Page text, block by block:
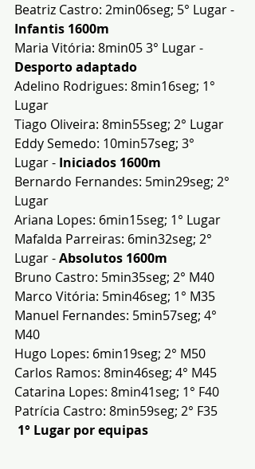
Beatriz Castro: 2min06seg; 5° Lugar -
Infantis 1600m
Maria Vitória: 8min05 3° Lugar -
Desporto adaptado
Adelino Rodrigues: 8min16seg; 1°
Lugar
Tiago Oliveira: 8min55seg; 2° Lugar
Eddy Semedo: 10min57seg; 3°
Lugar - Iniciados 1600m
Bernardo Fernandes: 5min29seg; 2°
Lugar
Ariana Lopes: 6min15seg; 1° Lugar
Mafalda Parreiras: 6min32seg; 2°
Lugar - Absolutos 1600m
Bruno Castro: 5min35seg; 2° M40
Marco Vitória: 5min46seg; 1° M35
Manuel Fernandes: 5min57seg; 4°
M40
Hugo Lopes: 6min19seg; 2° M50
Carlos Ramos: 8min46seg; 4° M45
Catarina Lopes: 8min41seg; 1° F40
Patrícia Castro: 8min59seg; 2° F35
1° Lugar por equipas